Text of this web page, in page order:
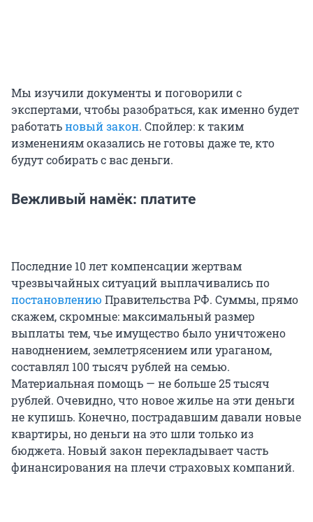
Мы изучили документы и поговорили с
экспертами, чтобы разобраться, как именно будет
работатьновый закон. Спойлер: к таким
изменениям оказались не готовы даже те, кто
будут собирать с вас деньги.
Вежливый намёк: платите
Последние 10 лет компенсации жертвам
чрезвычайных ситуаций выплачивались по
постановлению Правительства РФ. Суммы, прямо
скажем, скромные: максимальный размер
выплаты тем, чье имущество было уничтожено
наводнением, землетрясением или ураганом,
составлял 100 тысяч рублей на семью.
Материальная помощь — не больше 25 тысяч
рублей. Очевидно, что новое жилье на эти деньги
не купишь. Конечно, пострадавшим давали новые
квартиры, но деньги на это шли только из
бюджета. Новый закон перекладывает часть
финансирования на плечи страховых компаний.